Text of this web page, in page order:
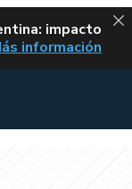
impacto
ACT EN
información